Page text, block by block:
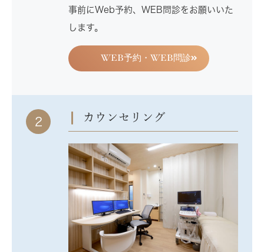
事前にWeb予約、WEB問診をお願いいた
します。
WEB予約・WEB問診
2 カウンセリング